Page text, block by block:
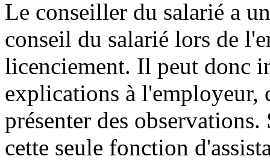
Le conseiller du salarié a
conseil du salarié lors de
licenciement. Il peut donc
explications à l'employeur,
présenter des
cette seule fonction